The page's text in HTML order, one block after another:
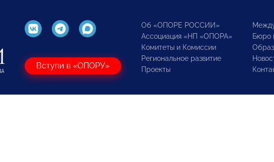
Вступи в «ОПОРУ»
Об «ОПОРЕ РОССИИ»
Ассоциация «НП «ОПОРА»
Комитеты и Комиссии
Региональное развитие
Проекты
Бюро